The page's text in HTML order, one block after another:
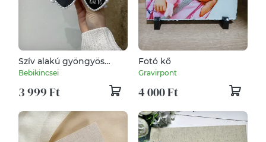
Szív alakú gyöngyös
party napszemüveg
Bebikincsei
3 999 Ft
Fotó kő
Gravirpont
4 000 Ft